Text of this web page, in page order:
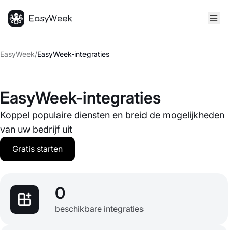
EasyWeek/EasyWeek-integraties
EasyWeek-integraties
Koppel populaire diensten en breid de mogelijkheden
van uw bedrijf uit
Gratis starten
0
beschikbare integraties